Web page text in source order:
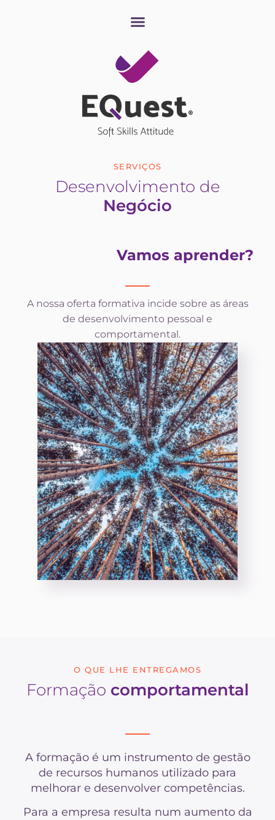
SERVIÇOS
Desenvolvimento de
Negócio
Vamos aprender?
A nossa oferta formativa incide sobre as áreas
de desenvolvimento pessoal e
comportamental.
O QUE LHE ENTREGAMOS
Formação comportamental
A formação é um instrumento de gestão
de recursos humanos utilizado para
melhorar e desenvolver competências.
Para a empresa resulta num aumento da